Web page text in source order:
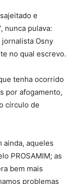
e
nunca pulava:
Osny
no qual escrevo.
tenha ocorrido
por afogamento,
círculo de
ainda, aqueles
PROSAMIM; as
bem mais
problemas